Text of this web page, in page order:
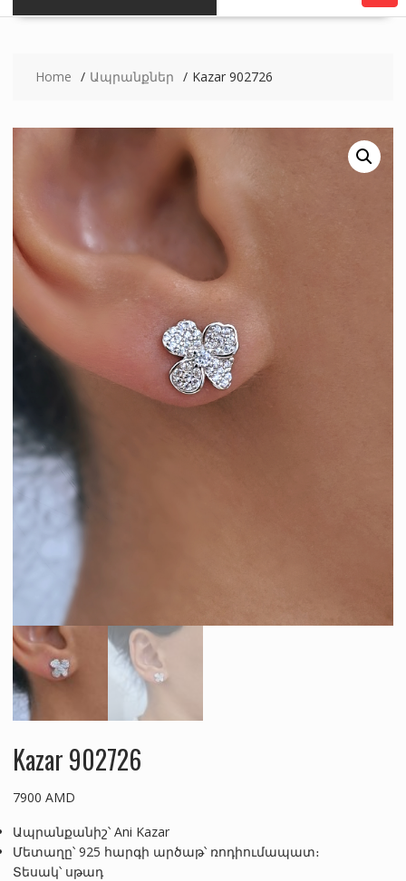
Home Ապրանքներ Kazar 902726
Kazar 902726
7900 AMD
Ապրանքանիշ՝ Ani Kazar
Մետաղը՝ 925 հարգի արծաթ՝ ռոդիումապատ։
Տեսակ՝ սթադ